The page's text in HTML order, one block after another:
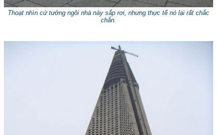
Thoạt nhìn cứ tưởng ngôi nhà này sắp rơi, nhưng thực tế nó lại rất chắc
chắn.